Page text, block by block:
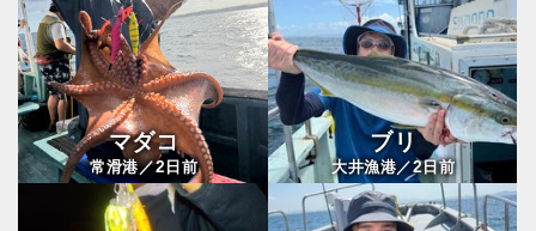
マダコ
常滑港／2日前
ブリ
大井漁港／2日前